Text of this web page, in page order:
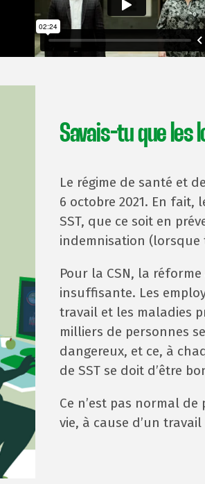
Savais-tu que les
Le régime de santé et
6 octobre 2021. En
SST, que ce soit en
indemnisation (lorsque
Pour la CSN, la
insuffisante. Les
travail et les maladies
milliers de personnes
dangereux, et ce, à
de SST se doit d’être
Ce n’est pas normal
vie, à cause d’un